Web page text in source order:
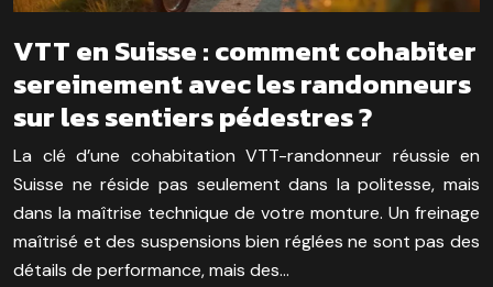
VTT en Suisse : comment cohabiter
sereinement avec les randonneurs
sur les sentiers pédestres ?
La clé d’une cohabitation VTT-randonneur réussie en
Suisse ne réside pas seulement dans la politesse, mais
dans la maîtrise technique de votre monture. Un freinage
maîtrisé et des suspensions bien réglées ne sont pas des
détails de performance, mais des…